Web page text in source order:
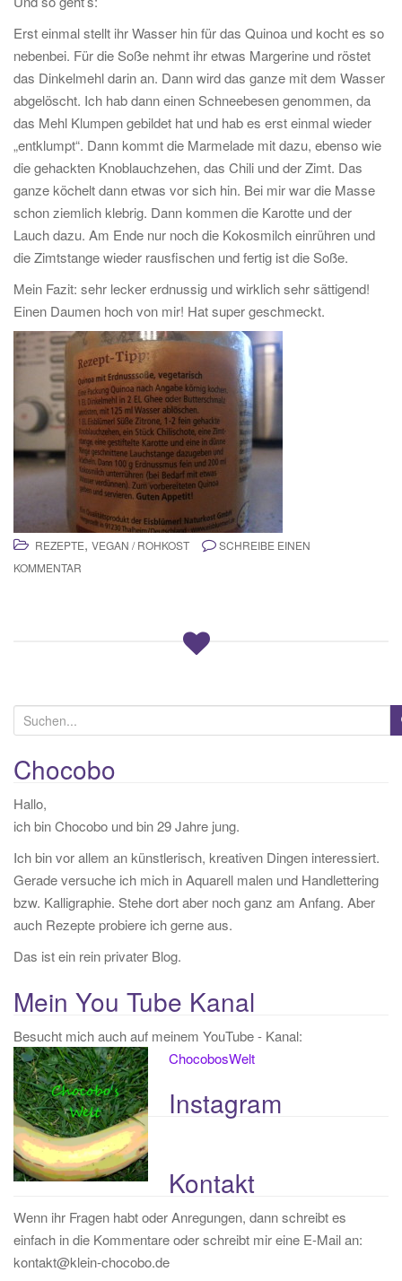
Erst einmal stellt ihr Wasser hin für das Quinoa und kocht es so
nebenbei. Für die Soße nehmt ihr etwas Margerine und röstet
das Dinkelmehl darin an. Dann wird das ganze mit dem Wasser
abgelöscht. Ich hab dann einen Schneebesen genommen, da
das Mehl Klumpen gebildet hat und hab es erst einmal wieder
„entklumpt“. Dann kommt die Marmelade mit dazu, ebenso wie
die gehackten Knoblauchzehen, das Chili und der Zimt. Das
ganze köchelt dann etwas vor sich hin. Bei mir war die Masse
schon ziemlich klebrig. Dann kommen die Karotte und der
Lauch dazu. Am Ende nur noch die Kokosmilch einrühren und
die Zimtstange wieder rausfischen und fertig ist die Soße.
Mein Fazit: sehr lecker erdnussig und wirklich sehr sättigend!
Einen Daumen hoch von mir! Hat super geschmeckt.
REZEPTE, VEGAN / ROHKOST
SCHREIBE EINEN
KOMMENTAR
u
c
h
e
n
a
c
h
Chocobo
Hallo,
ich bin Chocobo und bin 29 Jahre jung.
Ich bin vor allem an künstlerisch, kreativen Dingen interessiert.
Gerade versuche ich mich in Aquarell malen und Handlettering
bzw. Kalligraphie. Stehe dort aber noch ganz am Anfang. Aber
auch Rezepte probiere ich gerne aus.
Das ist ein rein privater Blog.
Mein You Tube Kanal
Besucht mich auch auf meinem YouTube - Kanal:
ChocobosWelt
Instagram
Kontakt
Wenn ihr Fragen habt oder Anregungen, dann schreibt es
einfach in die Kommentare oder schreibt mir eine E-Mail an:
kontakt@klein-chocobo.de